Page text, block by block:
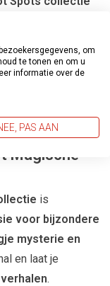
het
te
Magische
is
voor bijzondere
mysterie en
en laat je
.
om
te tonen en om u
informatie over de
PAS AAN